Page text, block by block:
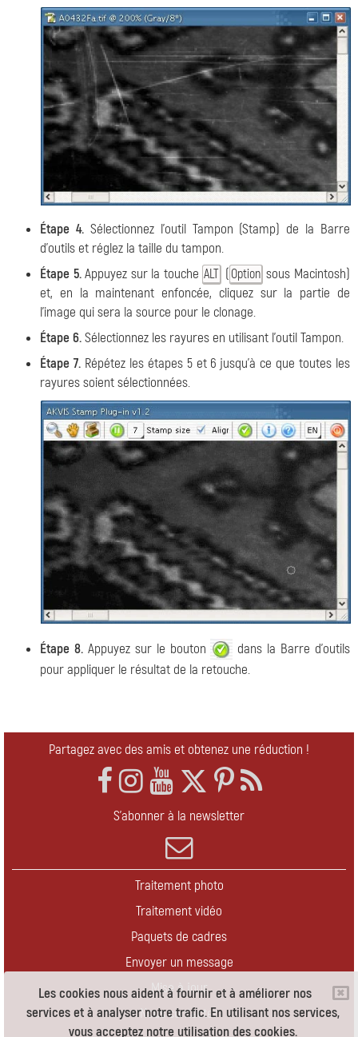
Les cookies nous aident à fournir et à améliorer nos
services et à analyser notre trafic. En utilisant nos services,
vous acceptez notre utilisation des cookies.
Étape 4.Sélectionnez l'outil Tampon (Stamp) de la Barre
d'outils et réglez la taille du tampon.
Étape 5.Appuyez sur la touche ALT ( Option sous Macintosh)
et, en la maintenant enfoncée, cliquez sur la partie de
l'image qui sera la source pour le clonage.
Étape 6.Sélectionnez les rayures en utilisant l'outil Tampon.
Étape 7.Répétez les étapes 5 et 6 jusqu'à ce que toutes les
rayures soient sélectionnées.
Étape 8.Appuyez sur le bouton
dans la Barre d'outils
pour appliquer le résultat de la retouche.
Partagez avec des amis et obtenez une réduction !
S'abonner à la newsletter
Traitement photo
Traitement vidéo
Paquets de cadres
Envoyer un message
Mise à jour
Nous contacter